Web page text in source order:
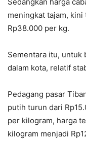
meningkat tajam,
Rp38.000 per kg.
Sementara itu, untuk
dalam kota, relatif
Pedagang pasar
putih turun dari
per kilogram, harga
kilogram menjadi